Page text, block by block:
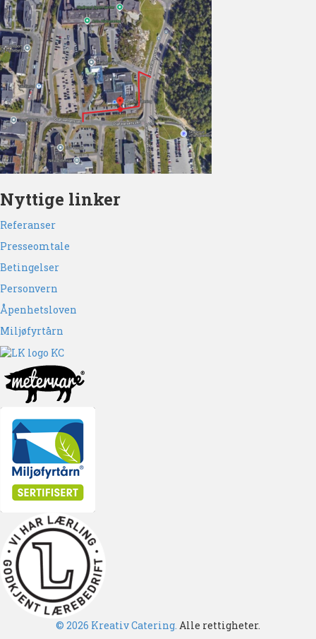
Nyttige linker
Referanser
Presseomtale
Betingelser
Personvern
Åpenhetsloven
Miljøfyrtårn
© 2026 Kreativ Catering. Alle rettigheter.